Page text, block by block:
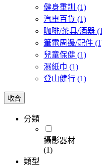
健身重訓
(1)
汽車百貨 (1)
咖啡/茶具/酒器
筆電周邊/配件
兒童保健 (1)
濕紙巾 (1)
登山健行 (1)
收合
分類
攝影器材
(1)
類型